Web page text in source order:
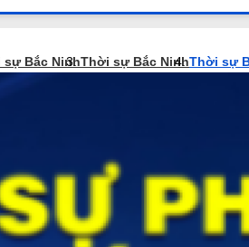
sự Bắc NinhThời sự Bắc NinhThời sự